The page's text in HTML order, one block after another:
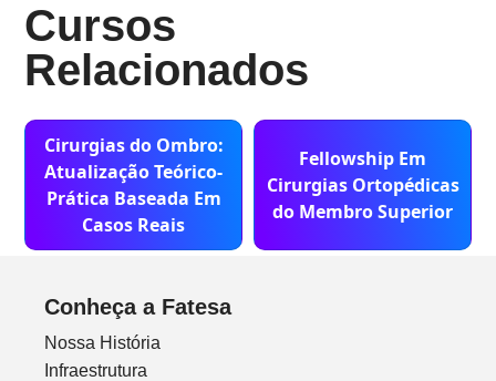
Cursos
Relacionados
Cirurgias do Ombro:
Atualização Teórico-
Prática Baseada Em
Casos Reais
Fellowship Em
Cirurgias Ortopédicas
do Membro Superior
Conheça a Fatesa
Nossa História
Infraestrutura